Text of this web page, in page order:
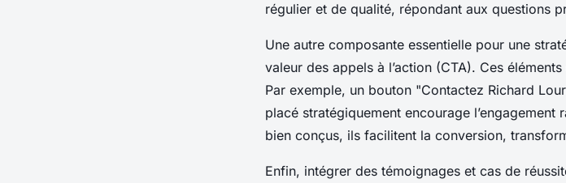
régulier et de qualité, répondant aux questions
Une autre composante essentielle pour une
valeur des appels à l’action (CTA). Ces
Par exemple, un bouton "Contactez Richard
placé stratégiquement encourage
bien conçus, ils facilitent la conversion,
Enfin, intégrer des témoignages et cas de